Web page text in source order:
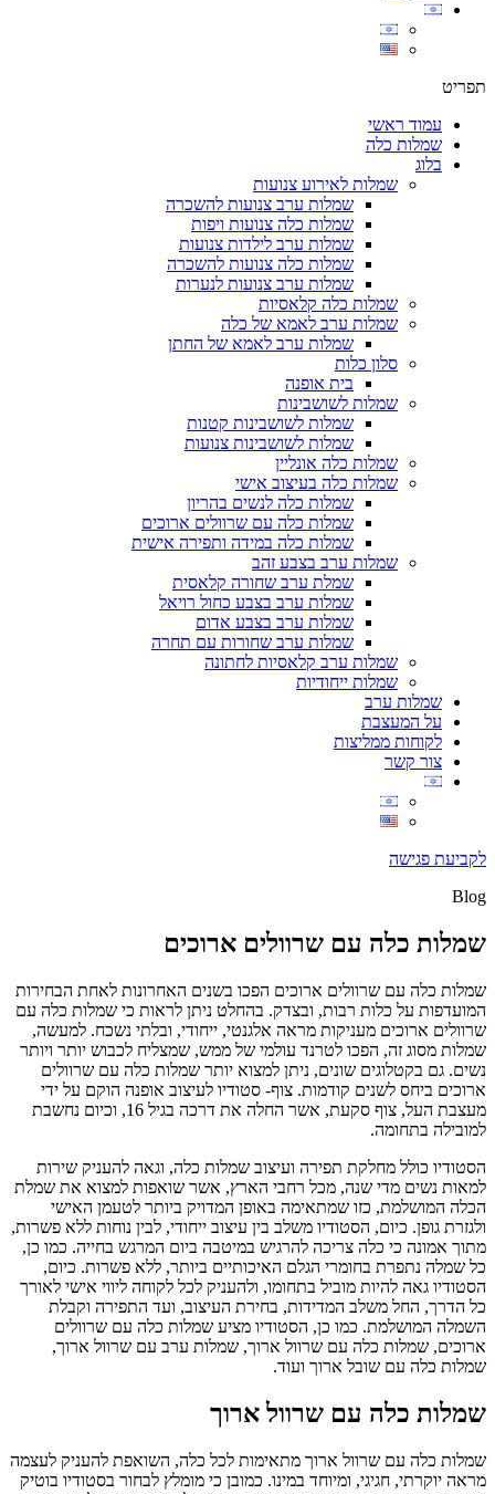
תפריט
עמוד ראשי
שמלות כלה
בלוג
שמלות לאירוע צנועות
שמלות ערב צנועות להשכרה
שמלות כלה צנועות ויפות
שמלות ערב לילדות צנועות
שמלות כלה צנועות להשכרה
שמלות ערב צנועות לנערות
שמלות כלה קלאסיות
שמלות ערב לאמא של כלה
שמלות ערב לאמא של החתן
סלון כלות
בית אופנה
שמלות לשושבינות
שמלות לשושבינות קטנות
שמלות לשושבינות צנועות
שמלות כלה אונליין
שמלות כלה בעיצוב אישי
שמלות כלה לנשים בהריון
שמלות כלה עם שרוולים ארוכים
שמלות כלה במידה ותפירה אישית
שמלות ערב בצבע זהב
שמלת ערב שחורה קלאסית
שמלות ערב בצבע כחול רויאל
שמלות ערב בצבע אדום
שמלות ערב שחורות עם תחרה
שמלות ערב קלאסיות לחתונה
שמלות ייחודיות
שמלות ערב
על המעצבת
לקוחות ממליצות
צור קשר
לקביעת פגישה
Blog
שמלות כלה עם שרוולים ארוכים
שמלות כלה עם שרוולים ארוכים הפכו בשנים האחרונות לאחת הבחירות
המועדפות על כלות רבות, ובצדק. בהחלט ניתן לראות כי שמלות כלה עם
שרוולים ארוכים מעניקות מראה אלגנטי, ייחודי, ובלתי נשכח. למעשה,
שמלות מסוג זה, הפכו לטרנד עולמי של ממש, שמצליח לכבוש יותר ויותר
נשים. גם בקטלוגים שונים, ניתן למצוא יותר שמלות כלה עם שרוולים
ארוכים ביחס לשנים קודמות. צוף- סטודיו לעיצוב אופנה הוקם על ידי
מעצבת העל, צוף סקעת, אשר החלה את דרכה בגיל 16, וכיום נחשבת
למובילה בתחומה.
הסטודיו כולל מחלקת תפירה ועיצוב שמלות כלה, וגאה להעניק שירות
למאות נשים מדי שנה, מכל רחבי הארץ, אשר שואפות למצוא את שמלת
הכלה המושלמת, כזו שמתאימה באופן המדויק ביותר לטעמן האישי
ולגזרת גופן. כיום, הסטודיו משלב בין עיצוב ייחודי, לבין נוחות ללא פשרות,
מתוך אמונה כי כלה צריכה להרגיש במיטבה ביום המרגש בחייה. כמו כן,
כל שמלה נתפרת בחומרי הגלם האיכותיים ביותר, ללא פשרות. כיום,
הסטודיו גאה להיות מוביל בתחומו, ולהעניק לכל לקוחה ליווי אישי לאורך
כל הדרך, החל משלב המדידות, בחירת העיצוב, ועד התפירה וקבלת
השמלה המושלמת. כמו כן, הסטודיו מציע שמלות כלה עם שרוולים
ארוכים, שמלות כלה עם שרוול ארוך, שמלות ערב עם שרוול ארוך,
שמלות כלה עם שובל ארוך ועוד.
שמלות כלה עם שרוול ארוך
שמלות כלה עם שרוול ארוך מתאימות לכל כלה, השואפת להעניק לעצמה
מראה יוקרתי, חגיגי, ומיוחד במינו. כמובן כי מומלץ לבחור בסטודיו בוטיק